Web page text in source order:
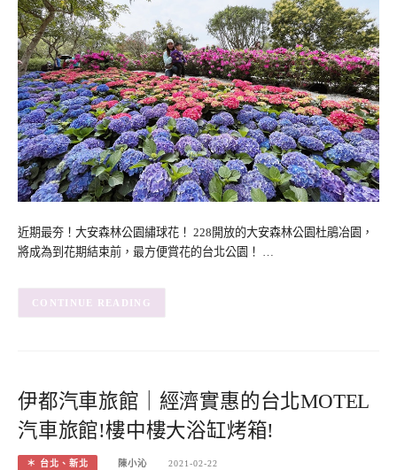
近期最夯！大安森林公園繡球花！ 228開放的大安森林公園杜鵑冶園，
將成為到花期結束前，最方便賞花的台北公園！ …
CONTINUE READING
伊都汽車旅館｜經濟實惠的台北MOTEL
汽車旅館!樓中樓大浴缸烤箱!
＊ 台北、新北 陳小沁 2021-02-22